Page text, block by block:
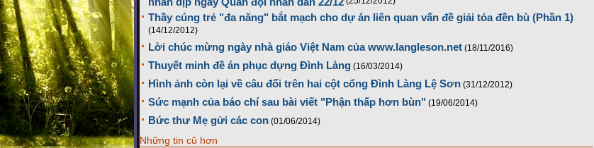
Thầy cúng trẻ "đa năng" bắt mạch cho dự án liên quan vấn đề giải tỏa đền bù (Phần 1)
(14/12/2012)
Lời chúc mừng ngày nhà giáo Việt Nam của www.langleson.net (18/11/2016)
Thuyết minh đề án phục dựng Đình Làng (16/03/2014)
Hình ảnh còn lại về câu đối trên hai cột cổng Đình Làng Lệ Sơn (31/12/2012)
Sức mạnh của báo chí sau bài viết "Phận thấp hơn bùn" (19/06/2014)
Bức thư Mẹ gửi các con (01/06/2014)
Những tin cũ hơn